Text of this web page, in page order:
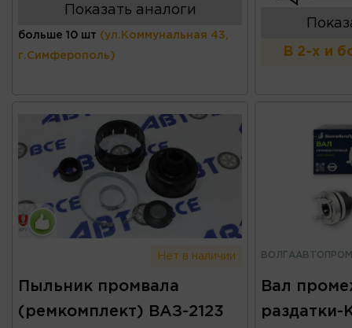
Нет в наличии
Пыльник промвала
(ремкомплект) ВАЗ-2123
ВОЛГААВТОПРОМ
Вал
Показать аналоги
больше 10 шт (ул.Коммунальная 43,
г.Симферополь) В 2-х и